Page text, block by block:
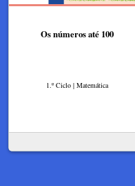
Os números até 100
1.º Ciclo | Matemática